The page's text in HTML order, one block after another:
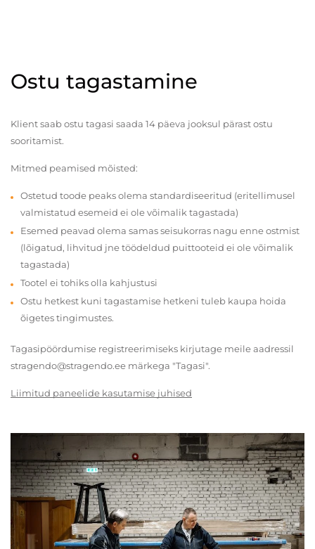
Ostu tagastamine
Klient saab ostu tagasi saada 14 päeva jooksul pärast ostu
sooritamist.
Mitmed peamised mõisted:
Ostetud toode peaks olema standardiseeritud (eritellimusel
valmistatud esemeid ei ole võimalik tagastada)
Esemed peavad olema samas seisukorras nagu enne ostmist
(lõigatud, lihvitud jne töödeldud puittooteid ei ole võimalik
tagastada)
Tootel ei tohiks olla kahjustusi
Ostu hetkest kuni tagastamise hetkeni tuleb kaupa hoida
õigetes tingimustes.
Tagasipöördumise registreerimiseks kirjutage meile aadressil
stragendo@stragendo.ee märkega "Tagasi".
Liimitud paneelide kasutamise juhised